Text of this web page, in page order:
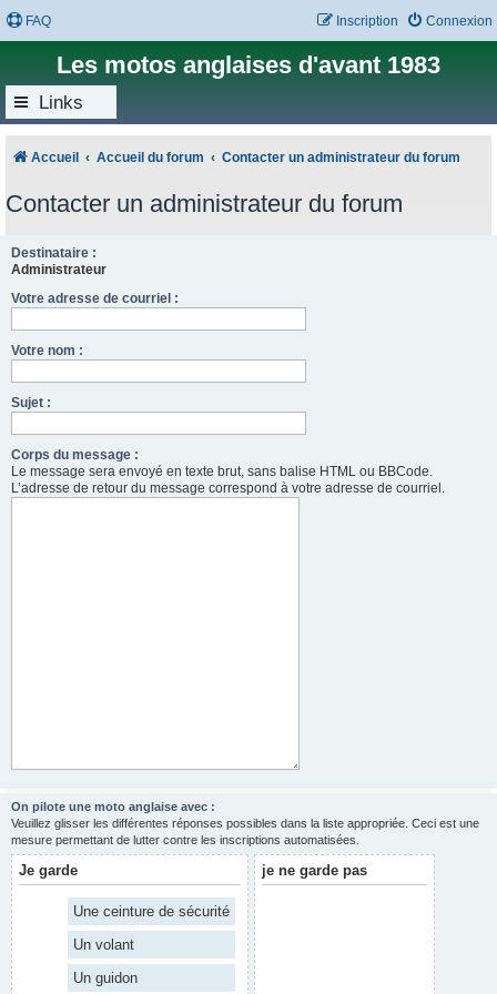
FAQ Connexion
Inscription
Les motos anglaises d'avant 1983
Links
Accueil Accueil du forum Contacter un administrateur du forum
Contacter un administrateur du forum
Destinataire :
Administrateur
Votre adresse de courriel :
Votre nom :
Sujet :
Corps du message :
Le message sera envoyé en texte brut, sans balise HTML ou BBCode.
L’adresse de retour du message correspond à votre adresse de courriel.
On pilote une moto anglaise avec :
Veuillez glisser les différentes réponses possibles dans la liste appropriée. Ceci est une
mesure permettant de lutter contre les inscriptions automatisées.
Je garde
Une ceinture de sécurité
Un volant
Un guidon
je ne garde pas